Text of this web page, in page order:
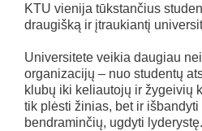
KTU vienija tūkstančius
draugišką ir įtraukiantį
Universitete veikia daugiau
organizacijų – nuo studentų
klubų iki keliautojų ir žygeivių
tik plėsti žinias, bet ir išbandyti
bendraminčių, ugdyti lyderystę.